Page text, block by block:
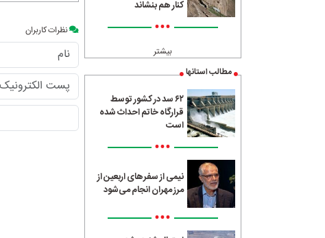
کنار هم بنشاند
•••
بیشتر
مطالب استانها
۶۲ سد در کشور توسط
قرارگاه خاتم احداث شده
است
•••
نیمی از سفرهای اربعین از
مرز مهران انجام می‌شود
•••
نظرات کاربران